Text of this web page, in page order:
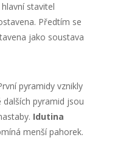
stavitel
Předtím se
jako soustava
pyramidy vznikly
pyramid jsou
Idutina
menší pahorek.